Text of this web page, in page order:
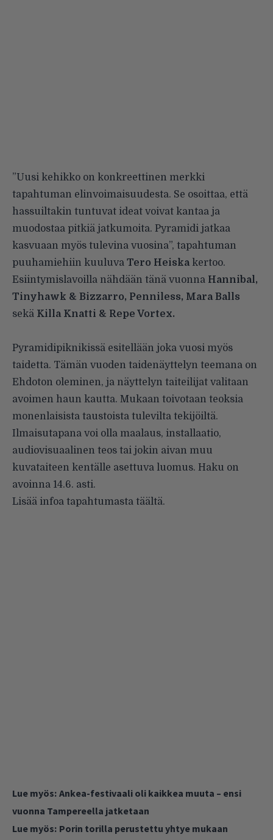
”Uusi kehikko on konkreettinen merkki
tapahtuman elinvoimaisuudesta. Se osoittaa, että
hassuiltakin tuntuvat ideat voivat kantaa ja
muodostaa pitkiä jatkumoita. Pyramidi jatkaa
kasvuaan myös tulevina vuosina”, tapahtuman
puuhamiehiin kuuluva Tero Heiska kertoo.
Esiintymislavoilla nähdään tänä vuonna Hannibal,
Tinyhawk & Bizzarro, Penniless, Mara Balls
sekä Killa Knatti & Repe Vortex.
Pyramidipiknikissä esitellään joka vuosi myös
taidetta. Tämän vuoden taidenäyttelyn teemana on
Ehdoton oleminen, ja näyttelyn taiteilijat valitaan
avoimen haun kautta. Mukaan toivotaan teoksia
monenlaisista taustoista tulevilta tekijöiltä.
Ilmaisutapana voi olla maalaus, installaatio,
audiovisuaalinen teos tai jokin aivan muu
kuvataiteen kentälle asettuva luomus. Haku on
avoinna 14.6. asti.
Lisää infoa tapahtumasta täältä.
Lue myös: Ankea-festivaali oli kaikkea muuta – ensi
vuonna Tampereella jatketaan
Lue myös: Porin torilla perustettu yhtye mukaan